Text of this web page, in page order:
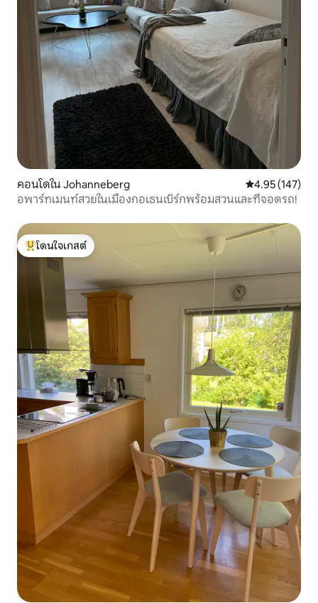
คอนโดใน Johanneberg คะแนนเฉลี่ย
4.95 (147)
อพาร์ทเมนท์สวยในเมืองกอเธนเบิร์กพร้อมสวนและที่จอดรถ!
โดนใจเกสต์ที่สุด
โดนใจเกสต์